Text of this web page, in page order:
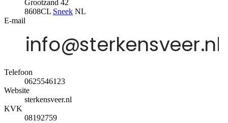
Grootzand 42
8608CL Sneek NL
E-mail
Telefoon
0625546123
Website
sterkensveer.nl
KVK
08192759